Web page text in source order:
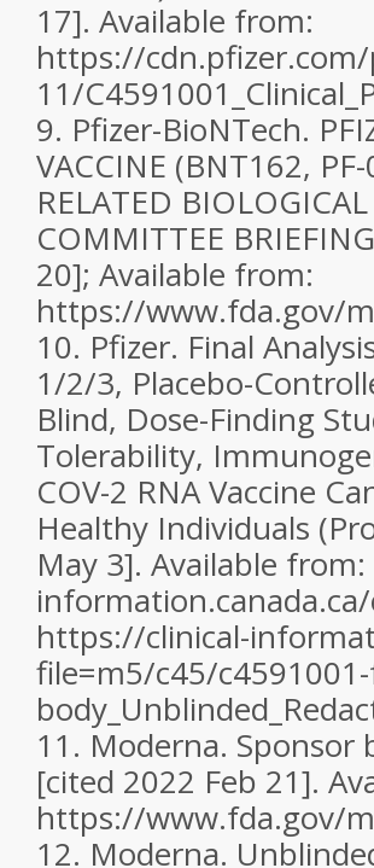
17]. Available from:
https://
11/
9. Pfizer-BioNTech.
VACCINE (BNT162,
RELATED
COMMITTEE
20]; Available from:
https://www.fda.gov/
10. Pfizer. Final
1/2/3, Placebo-
Blind, Dose-Finding
Tolerability,
COV-2 RNA Vaccine
Healthy Individuals
May 3]. Available
https://clinical-
file=m5/c45/
11. Moderna. Sponsor
[cited 2022 Feb 21].
https://www.fda.gov/
12. Moderna.